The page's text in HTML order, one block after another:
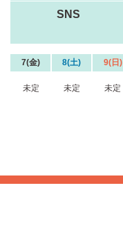
SNS
7(金) 8(土) 9(日)
未定 未定 未定